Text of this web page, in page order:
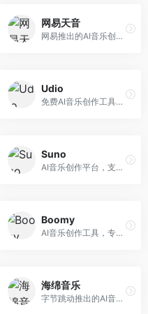
网易天音
网易推出的AI音乐创作工具，支持作词、作曲与编曲。面向音乐爱好者和独立音乐人，提供歌词生成、旋律创作、编曲制作等服务，与网易云音乐生态深度整合。
Udio
免费AI音乐创作工具，专注于高质量音乐生成。面向音乐创作者和内容制作者，支持多种音乐风格生成，音质专业，创作自由度高，适合专业音乐制作场景。
Suno
AI音乐创作平台，支持通过文字描述生成完整歌曲，包含歌词、旋律和人声。面向音乐爱好者、内容创作者和独立音乐人，操作门槛低，创作速度快，支持多种音乐风格，为音乐创作带来全新可能。
Boomy
AI音乐创作工具，专注于快速音乐生成与发布。面向音乐爱好者和业余创作者，支持一键生成原创音乐，可直接发布到音乐平台，创作门槛低。
海绵音乐
字节跳动推出的AI音乐创作平台，支持多风格音乐生成。面向内容创作者和音乐爱好者，提供歌词创作、旋律生成、编曲制作等服务，创作效率高，适合短视频配乐。